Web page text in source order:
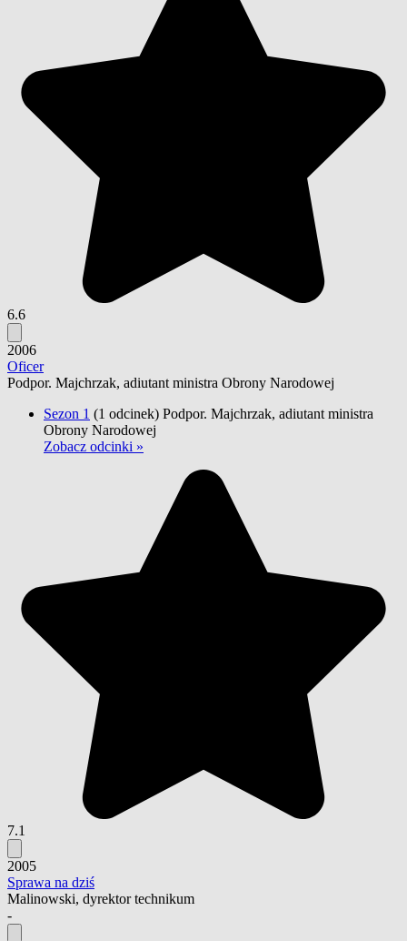
6.6
2006
Oficer
Podpor. Majchrzak, adiutant ministra Obrony Narodowej
Sezon 1 (1 odcinek) Podpor. Majchrzak, adiutant ministra
Obrony Narodowej
Zobacz odcinki »
7.1
2005
Sprawa na dziś
Malinowski, dyrektor technikum
-